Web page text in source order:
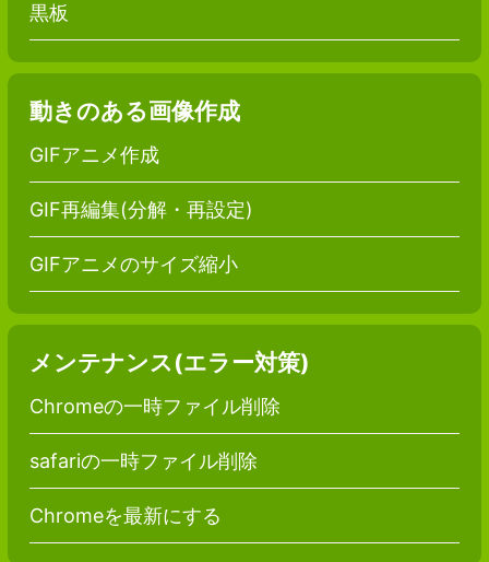
黒板
動きのある画像作成
GIFアニメ作成
GIF再編集(分解・再設定)
GIFアニメのサイズ縮小
メンテナンス(エラー対策)
Chromeの一時ファイル削除
safariの一時ファイル削除
Chromeを最新にする